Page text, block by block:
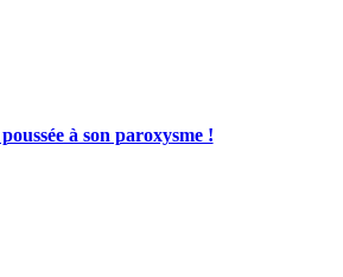
à son paroxysme !